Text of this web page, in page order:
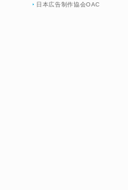
日本広告制作協会OAC